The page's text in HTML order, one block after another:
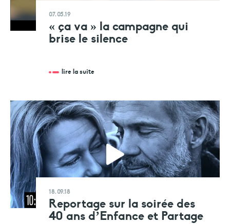
07.05.19
« ça va » la campagne qui
brise le silence
lire la suite
18.09.18
Reportage sur la soirée des
40 ans d’Enfance et Partage